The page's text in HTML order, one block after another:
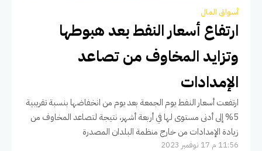
أسواق المال
ارتفاع أسعار النفط بعد هبوطها
وتزايد المخاوف من تصاعد
الإمدادات
ارتفعت أسعار النفط يوم الجمعة بعد يوم من انخفاضها بنسبة تقريبية
5% إلى أدنى مستوى لها في أربعة أشهر، نتيجة لتصاعد المخاوف من
زيادة الإمدادات من خارج منظمة البلدان المصدرة
11:56 م 17 نوفمبر 2023